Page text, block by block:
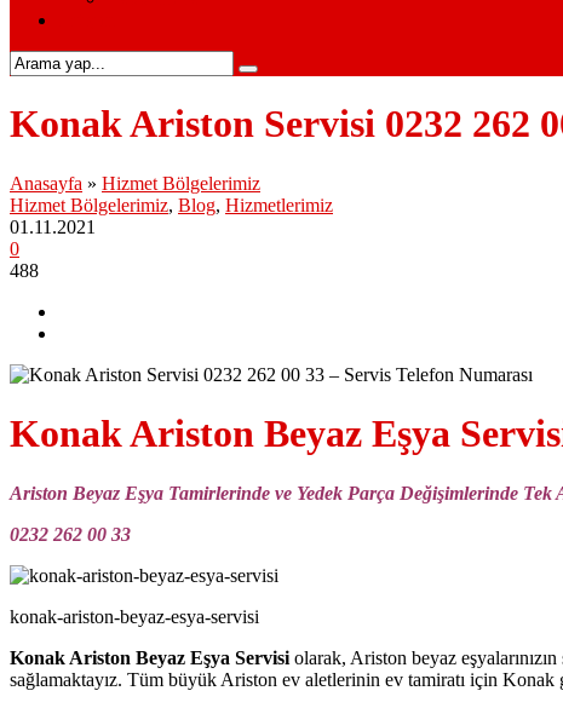
Konak Ariston Servisi 0232 262
Anasayfa » Hizmet Bölgelerimiz
Hizmet Bölgelerimiz, Blog, Hizmetlerimiz
01.11.2021
0
488
Konak Ariston Beyaz Eşya
Ariston Beyaz Eşya Tamirlerinde ve Yedek Parça Değişimlerinde Tek
0232 262 00 33
konak-ariston-beyaz-esya-servisi
Konak Ariston Beyaz Eşya Servisi olarak, Ariston beyaz
sağlamaktayız. Tüm büyük Ariston ev aletlerinin ev tamiratı için